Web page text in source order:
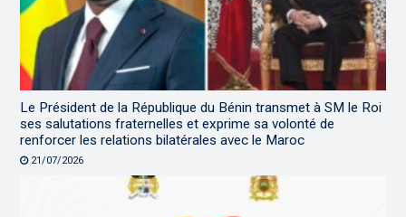
Le Président de la République du Bénin transmet à SM le Roi
ses salutations fraternelles et exprime sa volonté de
renforcer les relations bilatérales avec le Maroc
21/07/2026